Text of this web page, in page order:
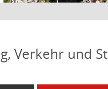
Verkehr und